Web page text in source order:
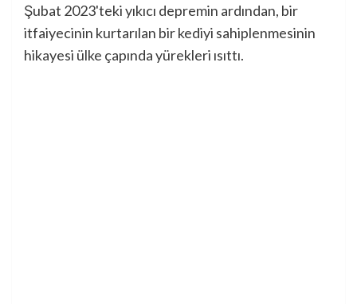
Şubat 2023'teki yıkıcı depremin ardından, bir
itfaiyecinin kurtarılan bir kediyi sahiplenmesinin
hikayesi ülke çapında yürekleri ısıttı.